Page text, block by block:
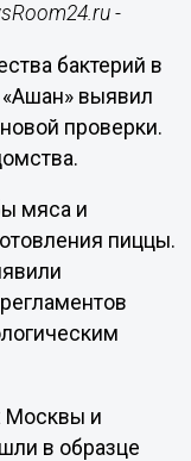
-
бактерий в
«Ашан» выявил
проверки.
мяса и
пиццы.
Москвы и
в образце